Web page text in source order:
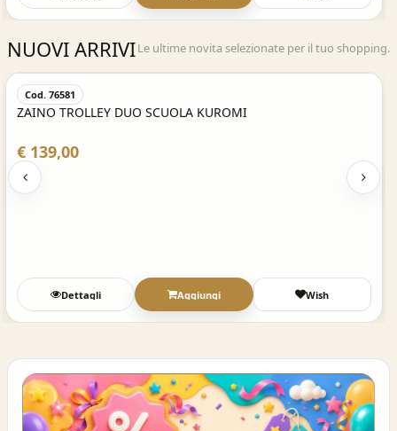
NUOVI ARRIVILe ultime novita selezionate per il tuo shopping.
Acquisto Veloce
Cod. 76581
ZAINO TROLLEY DUO SCUOLA KUROMI
€ 139,00
Dettagli Aggiungi Wish